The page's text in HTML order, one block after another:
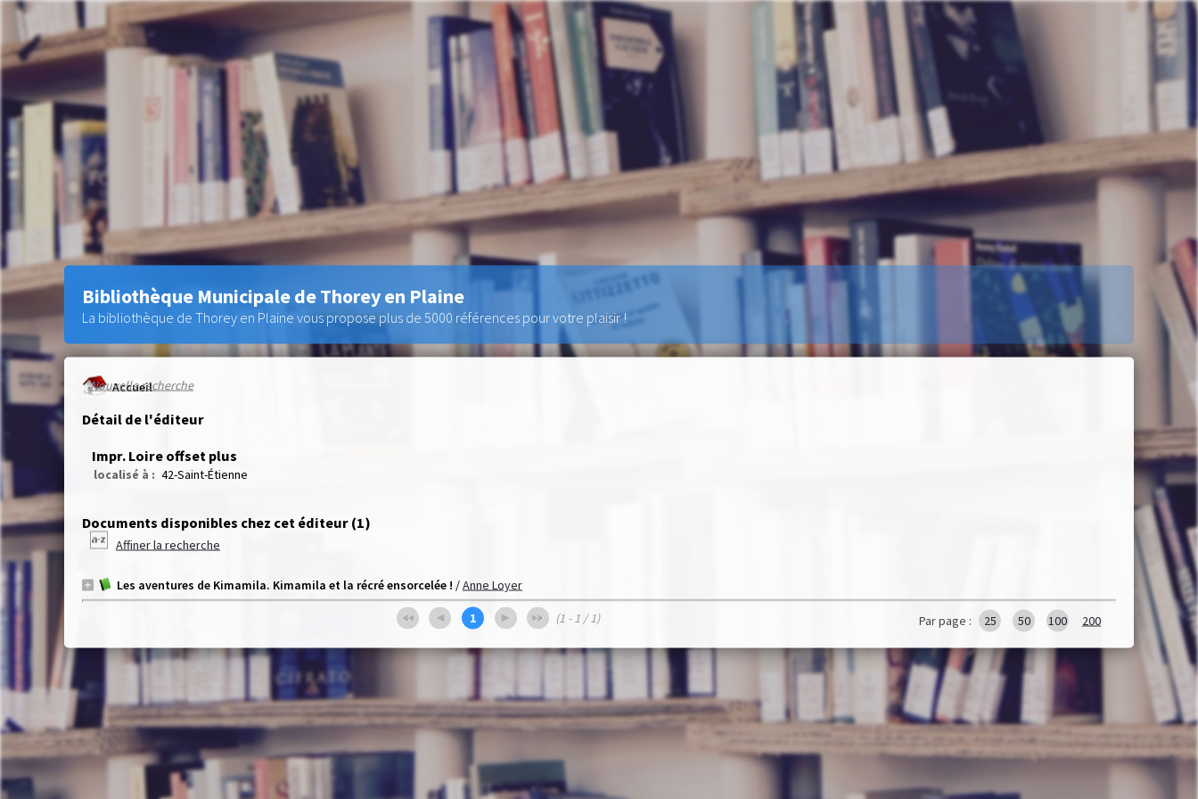
Accueil
Nouvelle recherche
Détail de l'éditeur
Impr. Loire offset plus
localisé à : 42-Saint-Étienne
Documents disponibles chez cet éditeur (1)
Affiner la recherche
Les aventures de Kimamila. Kimamila et la récré ensorcelée ! /Anne Loyer
1 (1 - 1 / 1) Par page : 25 50 100 200
Bibliothèque Municipale de Thorey en Plaine
La bibliothèque de Thorey en Plaine vous propose plus de 5000 références pour votre plaisir !